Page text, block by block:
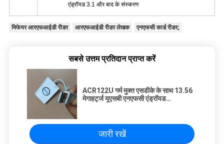
एंड्रॉयड 3.1 और बाद के संस्करण
मिफेयर आरएफआईडी रीडर आरएफआईडी रीडर लेखक एनएफसी कार्ड रीडर;
सबसे उत्तम प्रतिदान प्राप्त करें
ACR122U गर्म मुक्त एसडीके के साथ 13.56
मेगाहर्ट्ज यूएसबी एनएफसी एंड्रॉयड
जारी रखें